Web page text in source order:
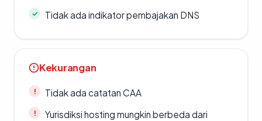
Tidak ada indikator pembajakan DNS
Kekurangan
Tidak ada catatan CAA
Yurisdiksi hosting mungkin berbeda dari